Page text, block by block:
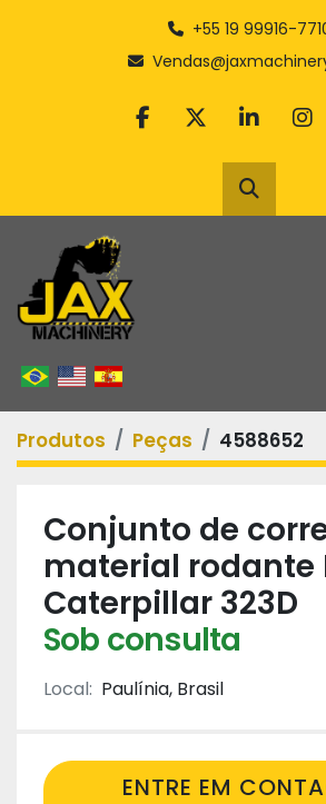
+55 19 99916-
facebook
twitterlinkedin
Produtos Peças 4588652
Conjunto de
material rodante
Caterpillar 323D
Sob consulta
Local: Paulínia, Brasil
ENTRE EM